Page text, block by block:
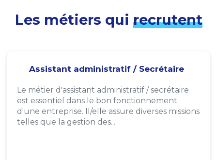
Les métiers qui recrutent
Assistant administratif / Secrétaire
Le métier d'assistant administratif / secrétaire
est essentiel dans le bon fonctionnement
d'une entreprise. Il/elle assure diverses missions
telles que la gestion des...